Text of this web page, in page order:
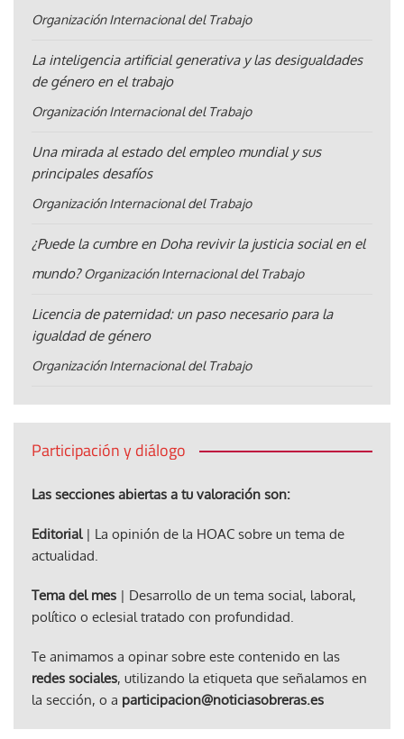
Organización Internacional del Trabajo
La inteligencia artificial generativa y las desigualdades
de género en el trabajo
Organización Internacional del Trabajo
Una mirada al estado del empleo mundial y sus
principales desafíos
Organización Internacional del Trabajo
¿Puede la cumbre en Doha revivir la justicia social en el
mundo? Organización Internacional del Trabajo
Licencia de paternidad: un paso necesario para la
igualdad de género
Organización Internacional del Trabajo
Participación y diálogo
Las secciones abiertas a tu valoración son:
Editorial| La opinión de la HOAC sobre un tema de
actualidad.
Tema del mes | Desarrollo de un tema social, laboral,
político o eclesial tratado con profundidad.
Te animamos a opinar sobre este contenido en las
redes sociales, utilizando la etiqueta que señalamos en
la sección, o a participacion@noticiasobreras.es